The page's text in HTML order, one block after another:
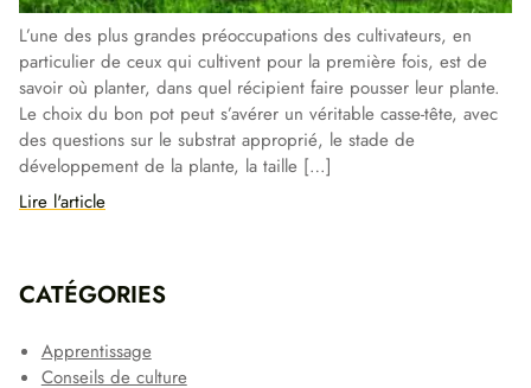
L’une des plus grandes préoccupations des cultivateurs, en
particulier de ceux qui cultivent pour la première fois, est de
savoir où planter, dans quel récipient faire pousser leur plante.
Le choix du bon pot peut s’avérer un véritable casse-tête, avec
des questions sur le substrat approprié, le stade de
développement de la plante, la taille […]
Lire l'article
CATÉGORIES
Apprentissage
Conseils de culture